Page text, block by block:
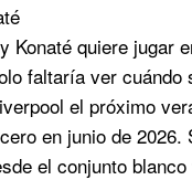
Konaté quiere jugar
faltaría ver
el próximo
en junio de
el conjunto